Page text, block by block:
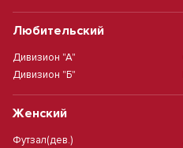
Любительский
Дивизион "А"
Дивизион "Б"
Женский
Футзал(дев.)